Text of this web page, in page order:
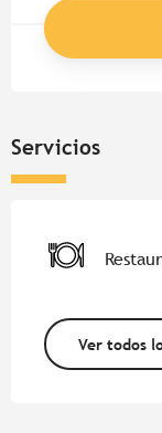
Servicios
Ver todos